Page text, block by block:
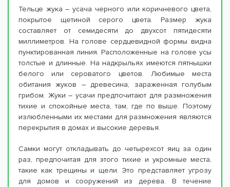
Тельце жука – усача черного или коричневого цвета,
покрытое щетиной серого цвета. Размер жука
составляет от семидесяти до двухсот пятидесяти
миллиметров. На голове сердцевидной формы видна
пунктированная линия. Расположенные на голове усы
толстые и длинные. На надкрыльях имеются пятнышки
белого или сероватого цветов. Любимые места
обитания жуков – древесина, зараженная голубым
грибом. Жуки – усачи предпочитают для размножения
тихие и спокойные места, там, где по выше. Поэтому
излюбленными их местами для размножения являются
перекрытия в домах и высокие деревья.
Самки могут откладывать до четырехсот яиц за один
раз, предпочитая для этого тихие и укромные места,
такие как трещины и щели. Это представляет угрозу
для домов и сооружений из дерева. В течение